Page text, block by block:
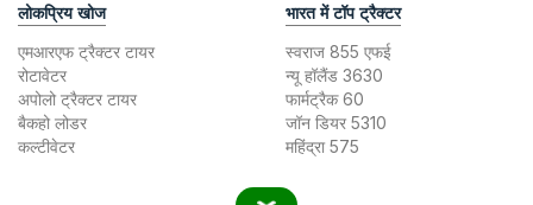
लोकप्रिय खोज
एमआरएफ ट्रैक्टर टायर
रोटावेटर
अपोलो ट्रैक्टर टायर
बैकहो लोडर
कल्टीवेटर
भारत में टॉप ट्रैक्टर
स्वराज 855 एफई
न्यू हॉलैंड 3630
फार्मट्रैक 60
जॉन डियर 5310
महिंद्रा 575